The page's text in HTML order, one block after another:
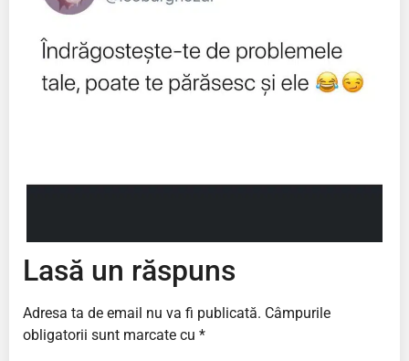
Lasă un răspuns
Adresa ta de email nu va fi publicată. Câmpurile
obligatorii sunt marcate cu *